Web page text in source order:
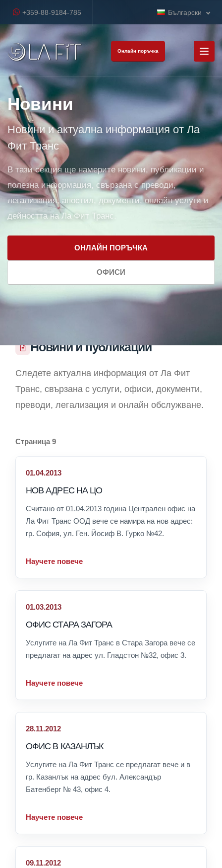
+359-88-9184-785 Български
Онлайн поръчка
Новини
Новини и актуална информация от Ла
Фит Транс
В тази секция ще намерите новини, публикации и
полезна информация, свързана с преводи,
легализация, апостил, документи, онлайн услуги и
дейността на Ла Фит Транс.
ОНЛАЙН ПОРЪЧКА
ОФИСИ
Новини и публикации
Следете актуална информация от Ла Фит
Транс, свързана с услуги, офиси, документи,
преводи, легализация и онлайн обслужване.
Страница 9
01.04.2013
НОВ АДРЕС НА ЦО
Считано от 01.04.2013 година Централен офис на
Ла Фит Транс ООД вече се намира на нов адрес:
гр. София, ул. Ген. Йосиф В. Гурко №42.
Научете повече
01.03.2013
ОФИС СТАРА ЗАГОРА
Услугите на Ла Фит Транс в Стара Загора вече се
предлагат на адрес ул. Гладстон №32, офис 3.
Научете повече
28.11.2012
ОФИС В КАЗАНЛЪК
Услугите на Ла Фит Транс се предлагат вече и в
гр. Казанлък на адрес бул. Александър
Батенберг № 43, офис 4.
Научете повече
09.11.2012